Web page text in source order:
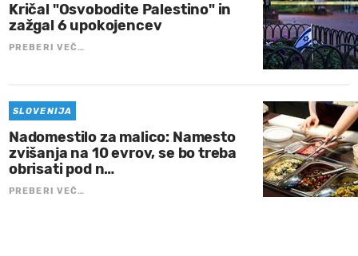
Kričal "Osvobodite Palestino" in
zažgal 6 upokojencev
PREBERI VEČ…
SLOVENIJA
Nadomestilo za malico: Namesto
zvišanja na 10 evrov, se bo treba
obrisati pod n…
PREBERI VEČ…